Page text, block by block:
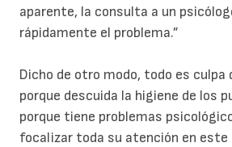
aparente, la consulta a un
rápidamente el problema.”
Dicho de otro modo, todo es culpa
porque descuida la higiene de los
porque tiene problemas
focalizar toda su atención en